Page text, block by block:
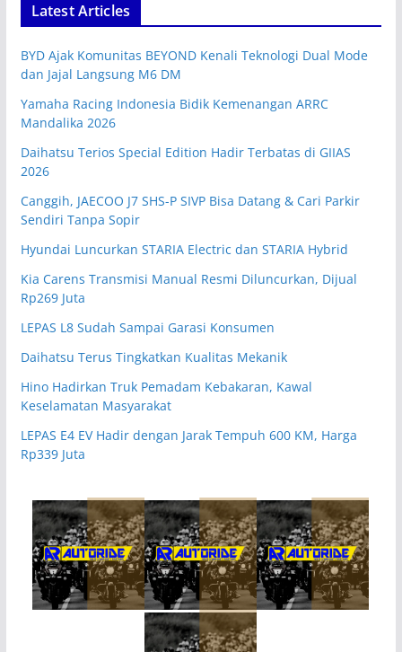
Latest Articles
BYD Ajak Komunitas BEYOND Kenali Teknologi Dual Mode
dan Jajal Langsung M6 DM
Yamaha Racing Indonesia Bidik Kemenangan ARRC
Mandalika 2026
Daihatsu Terios Special Edition Hadir Terbatas di GIIAS
2026
Canggih, JAECOO J7 SHS-P SIVP Bisa Datang & Cari Parkir
Sendiri Tanpa Sopir
Hyundai Luncurkan STARIA Electric dan STARIA Hybrid
Kia Carens Transmisi Manual Resmi Diluncurkan, Dijual
Rp269 Juta
LEPAS L8 Sudah Sampai Garasi Konsumen
Daihatsu Terus Tingkatkan Kualitas Mekanik
Hino Hadirkan Truk Pemadam Kebakaran, Kawal
Keselamatan Masyarakat
LEPAS E4 EV Hadir dengan Jarak Tempuh 600 KM, Harga
Rp339 Juta